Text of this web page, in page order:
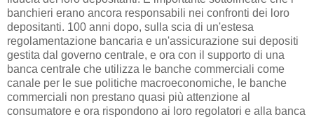
banchieri erano ancora responsabili nei confronti dei loro
depositanti. 100 anni dopo, sulla scia di un'estesa
regolamentazione bancaria e un'assicurazione sui depositi
gestita dal governo centrale, e ora con il supporto di una
banca centrale che utilizza le banche commerciali come
canale per le sue politiche macroeconomiche, le banche
commerciali non prestano quasi più attenzione al
consumatore e ora rispondono ai loro regolatori e alla banca